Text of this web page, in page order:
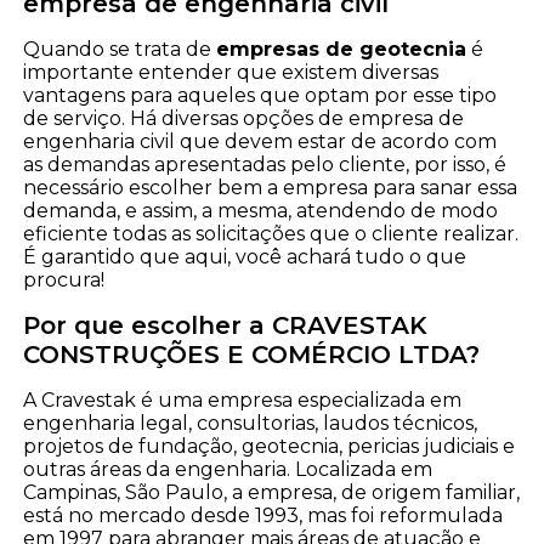
Quando se trata de empresas de geotecnia é
importante entender que existem diversas
vantagens para aqueles que optam por esse tipo
de serviço. Há diversas opções de empresa de
engenharia civil que devem estar de acordo com
as demandas apresentadas pelo cliente, por isso, é
necessário escolher bem a empresa para sanar essa
demanda, e assim, a mesma, atendendo de modo
eficiente todas as solicitações que o cliente realizar.
É garantido que aqui, você achará tudo o que
procura!
Por que escolher a CRAVESTAK
CONSTRUÇÕES E COMÉRCIO LTDA?
A Cravestak é uma empresa especializada em
engenharia legal, consultorias, laudos técnicos,
projetos de fundação, geotecnia, pericias judiciais e
outras áreas da engenharia. Localizada em
Campinas, São Paulo, a empresa, de origem familiar,
está no mercado desde 1993, mas foi reformulada
em 1997 para abranger mais áreas de atuação e